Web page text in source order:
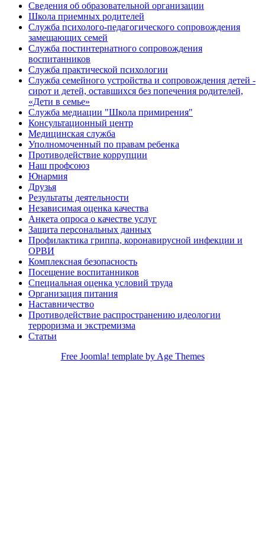
Сведения об образовательной организации
Школа приемных родителей
Служба психолого-педагогического сопровождения
замещающих семей
Cлужба постинтернатного сопровождения
воспитанников
Служба практической психологии
Служба семейного устройства и сопровождения детей -
сирот и детей, оставшихся без попечения родителей,
«Дети в семье»
Служба медиации "Школа примирения"
Консультационный центр
Медицинская служба
Уполномоченный по правам ребенка
Противодействие коррупции
Наш профсоюз
Юнармия
Друзья
Результаты деятельности
Независимая оценка качества
Анкета опроса о качестве услуг
Защита персональных данных
Профилактика гриппа, коронавирусной инфекции и
ОРВИ
Комплексная безопасность
Посещение воспитанников
Специальная оценка условий труда
Организация питания
Наставничество
Противодействие распространению идеологии
терроризма и экстремизма
Статьи
Free Joomla! template by Age Themes